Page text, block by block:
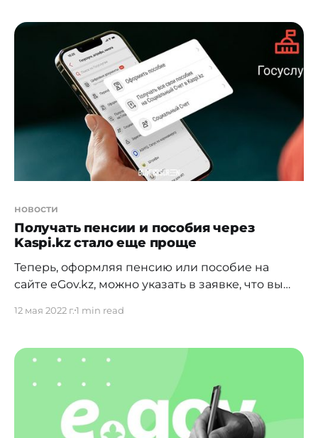
также на всех членов семьи онлайн. Услуга
оказывается физическим лицам на бесплатной
основе. Обязательными требованиями для
пользователей являются наличие
новости
Получать пенсии и пособия через
Kaspi.kz стало еще проще
Теперь, оформляя пенсию или пособие на
сайте eGov.kz, можно указать в заявке, что вы
заявке можно выбрать свой счет в Kaspi, на
20-значные номера счетов (IBAN) надо было
в заявке
12 мая 2022 г.1 min read